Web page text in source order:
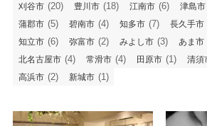
刈谷市 (20) 豊川市 (18) 江南市 (6) 津島市
蒲郡市 (5) 碧南市 (4) 知多市 (7) 長久手市
知立市 (6) 弥富市 (2) みよし市 (3) あま市
北名古屋市 (4) 常滑市 (4) 田原市 (1) 清須
高浜市 (2) 新城市 (1)